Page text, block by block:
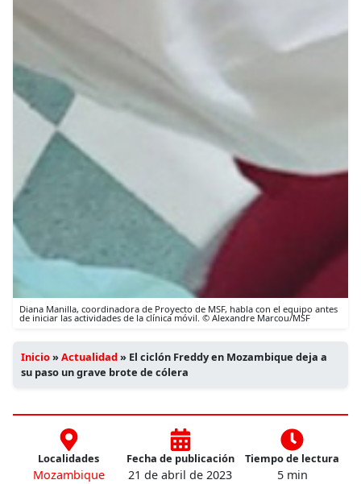
Diana Manilla, coordinadora de Proyecto de MSF, habla con el equipo antes
de iniciar las actividades de la clínica móvil. © Alexandre Marcou/MSF
Inicio»Actualidad» El ciclón Freddy en Mozambique deja a
su paso un grave brote de cólera
Localidades
Mozambique
Fecha de publicación
21 de abril de 2023
Tiempo de lectura
5 min